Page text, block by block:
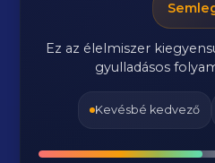
Ez az élelmiszer
gyulladásos
Kevésbé kedvező